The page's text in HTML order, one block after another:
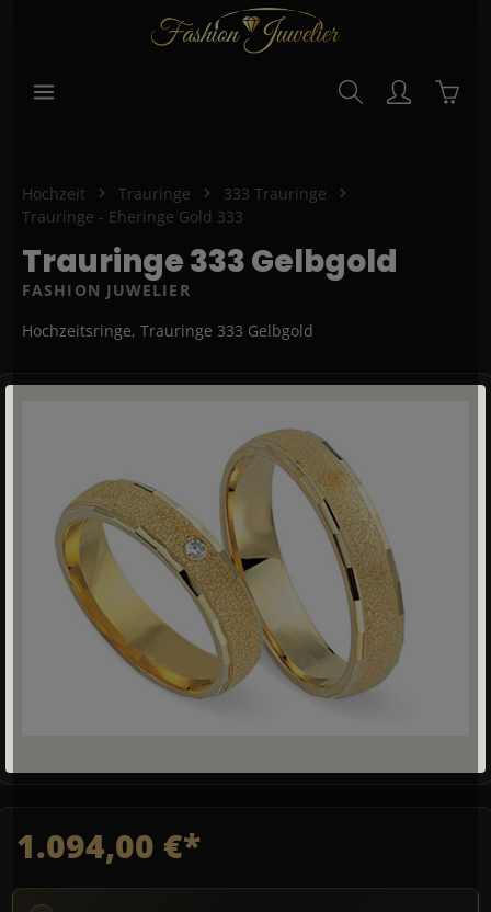
Hochzeit Trauringe
333 Trauringe
Trauringe - Eheringe Gold 333
Trauringe 333 Gelbgold
FASHION JUWELIER
Hochzeitsringe, Trauringe 333 Gelbgold
Bildergalerie überspringen
1.094,00 €*